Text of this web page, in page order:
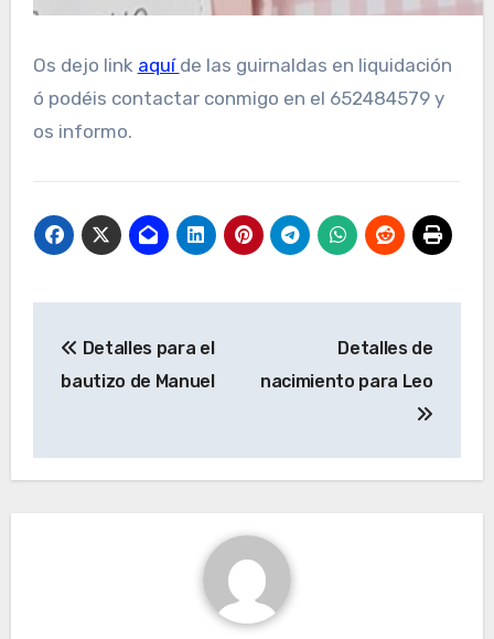
Os dejo link aquí de las guirnaldas en liquidación
ó podéis contactar conmigo en el 652484579 y
os informo.
de
Detalles para el
bautizo de Manuel
Detalles de
nacimiento para Leo